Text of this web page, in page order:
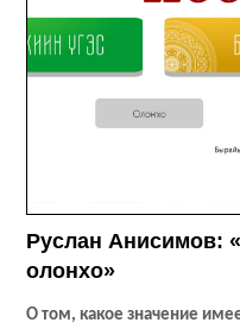
Руслан Анисимов:
олонхо»
О том, какое значение